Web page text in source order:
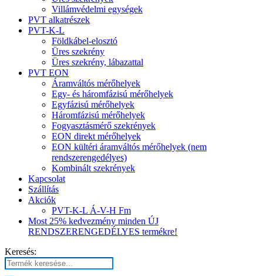
Villámvédelmi egységek
PVT alkatrészek
PVT-K-L
Földkábel-elosztó
Üres szekrény
Üres szekrény, lábazattal
PVT EON
Áramváltós mérőhelyek
Egy- és háromfázisú mérőhelyek
Egyfázisú mérőhelyek
Háromfázisú mérőhelyek
Fogyasztásmérő szekrények
EON direkt mérőhelyek
EON kültéri áramváltós mérőhelyek (nem
rendszerengedélyes)
Kombinált szekrények
Kapcsolat
Szállítás
Akciók
PVT-K-L Á-V-H Fm
Most 25% kedvezmény minden ÚJ
RENDSZERENGEDÉLYES termékre!
Keresés: